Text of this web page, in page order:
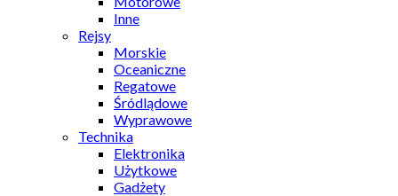
Inne
Rejsy
Morskie
Oceaniczne
Regatowe
Śródlądowe
Wyprawowe
Technika
Elektronika
Użytkowe
Gadżety